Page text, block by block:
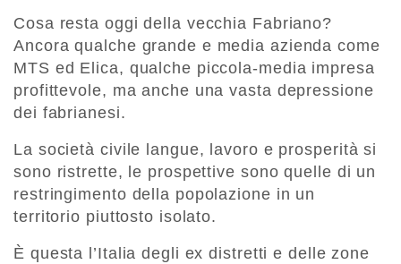
Cosa resta oggi della vecchia Fabriano?
Ancora qualche grande e media azienda come
MTS ed Elica, qualche piccola-media impresa
profittevole, ma anche una vasta depressione
dei fabrianesi.
La società civile langue, lavoro e prosperità si
sono ristrette, le prospettive sono quelle di un
restringimento della popolazione in un
territorio piuttosto isolato.
È questa l’Italia degli ex distretti e delle zone